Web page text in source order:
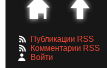
Публикации RSS
Комментарии RSS
Войти